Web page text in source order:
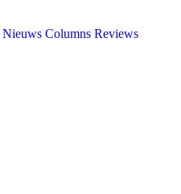
Nieuws Columns Reviews